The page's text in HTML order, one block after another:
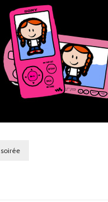
soirée